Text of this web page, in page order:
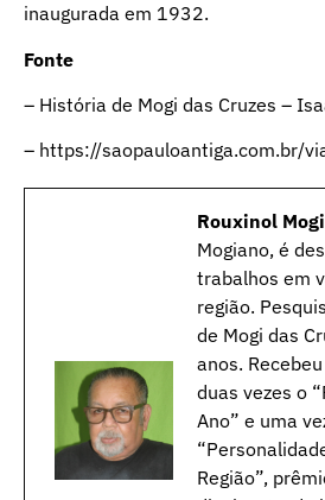
inaugurada em 1932.
Fonte
– História de Mogi das Cruzes –
– https://saopauloantiga.com.br/
Rouxinol Mogi
Mogiano, é
trabalhos em
região.
de Mogi das
anos.
duas vezes o
Ano” e uma
Região”,